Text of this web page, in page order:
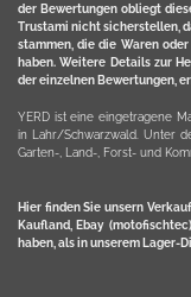
der Bewertungen obliegt
Trustami nicht sicherstellen,
stammen, die die Waren
haben. Weitere Details zur
der einzelnen Bewertungen,
YERD ist eine eingetragene
in Lahr/Schwarzwald. Unter
Garten-, Land-, Forst- und
Hier finden Sie unsern
Kaufland, Ebay
haben, als in unserem Lager-